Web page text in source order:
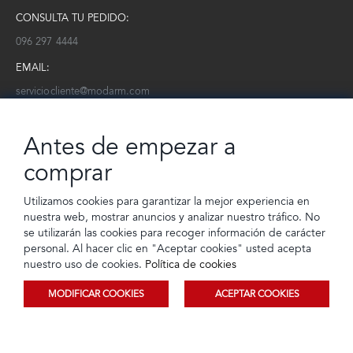
CONSULTA TU PEDIDO:
096 297 4444
EMAIL:
serviciocliente@modarm.com
Conoce toda la información sobre últimas colecciones, eventos y
Subscríbete a nuestro newsletter
SUSCRIBIRSE
© 2023 TIENDEC S.A | Todos los derechos reservados
Antes de empezar a
comprar
Utilizamos cookies para garantizar la mejor experiencia en
nuestra web, mostrar anuncios y analizar nuestro tráfico. No
se utilizarán las cookies para recoger información de carácter
personal. Al hacer clic en "Aceptar cookies" usted acepta
nuestro uso de cookies. Política de cookies
MODIFICAR COOKIES ACEPTAR COOKIES